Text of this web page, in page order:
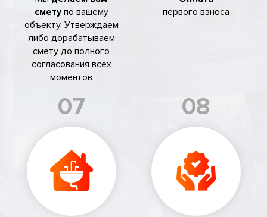
сметупо вашему
объекту. Утверждаем
либо дорабатываем
смету до полного
согласования всех
моментов
первого взноса
07 08